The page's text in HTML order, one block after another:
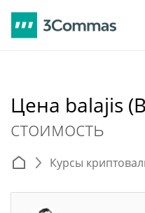
Цена balajis
стоимость
Курсы